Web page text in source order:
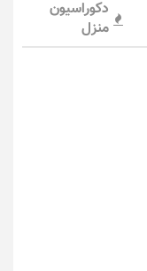
دکوراسیون
منزل